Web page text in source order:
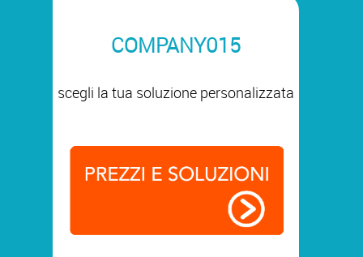
COMPANY015
scegli la tua soluzione personalizzata